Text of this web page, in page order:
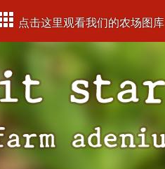
点击这里观看我们的农场图库